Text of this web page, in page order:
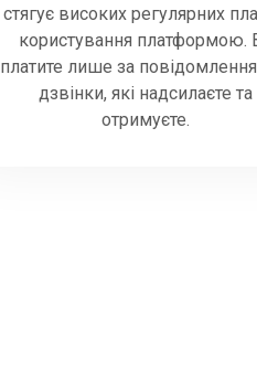
стягує високих регулярних
користування платформою.
платите лише за
дзвінки, які надсилаєте та
отримуєте.